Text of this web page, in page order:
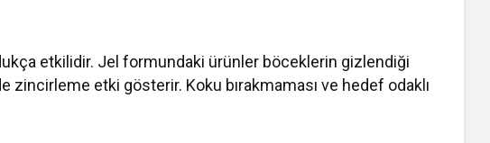
etkilidir. Jel formundaki ürünler böceklerin gizlendiği
zincirleme etki gösterir. Koku bırakmaması ve hedef odaklı